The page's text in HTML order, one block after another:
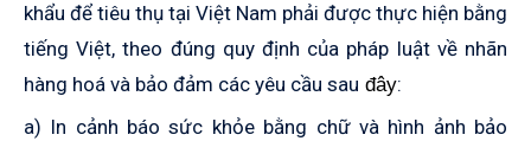
khẩu để tiêu thụ tại Việt Nam phải được thực hiện bằng
tiếng Việt, theo đúng quy định của pháp luật về nhãn
hàng hoá và bảo đảm các yêu cầu sau đây:
a) In cảnh báo sức khỏe bằng chữ và hình ảnh bảo